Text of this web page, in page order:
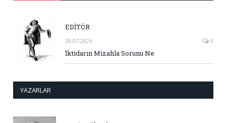
EDİTÖR
28.07.2026 0
İktidarın Mizahla Sorunu Ne
YAZARLAR